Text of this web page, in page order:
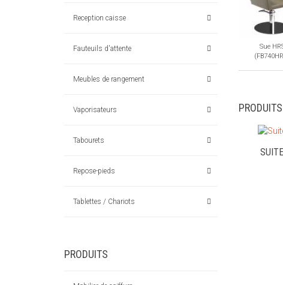
Reception caisse
Fauteuils d'attente
Meubles de rangement
Vaporisateurs
Tabourets
Repose-pieds
Tablettes / Chariots
PRODUITS
Sue
SUITE